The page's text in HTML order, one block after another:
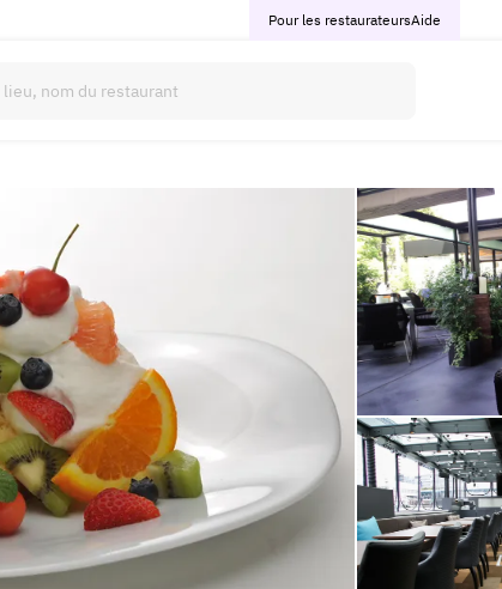
Pour les restaurateursAide